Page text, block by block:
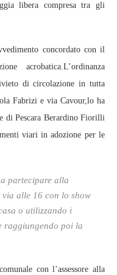
libera compresa tra gli
concordato con il
acrobatica.L’ordinanza
di circolazione in tutta
Fabrizi e via Cavour,lo ha
di Pescara Berardino Fiorilli
viari in adozione per le
partecipare alla
alle 16 con lo show
o utilizzando i
raggiungendo poi la
con l’assessore alla